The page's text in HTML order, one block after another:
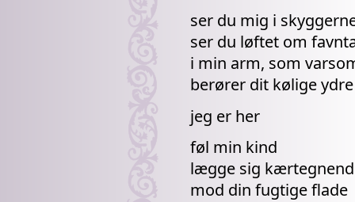
ser du mig i
ser du løftet om
i min arm, som
berører dit kølige ydre
jeg er her
føl min kind
lægge sig
mod din fugtige flade